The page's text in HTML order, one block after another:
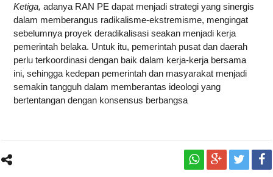
Ketiga, adanya RAN PE dapat menjadi strategi yang sinergis
dalam memberangus radikalisme-ekstremisme, mengingat
sebelumnya proyek deradikalisasi seakan menjadi kerja
pemerintah belaka. Untuk itu, pemerintah pusat dan daerah
perlu terkoordinasi dengan baik dalam kerja-kerja bersama
ini, sehingga kedepan pemerintah dan masyarakat menjadi
semakin tangguh dalam memberantas ideologi yang
bertentangan dengan konsensus berbangsa